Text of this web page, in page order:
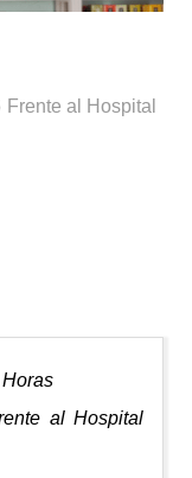
al Hospital
al Hospital